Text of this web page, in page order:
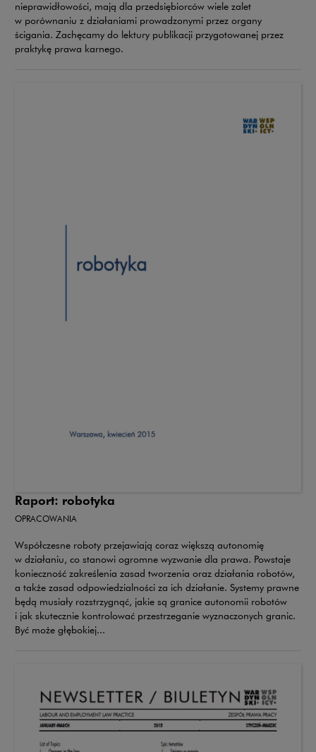
nieprawidłowości, mają dla przedsiębiorców wiele zalet
w porównaniu z działaniami prowadzonymi przez organy
ścigania. Zachęcamy do lektury publikacji przygotowanej przez
praktykę prawa karnego.
Raport: robotyka
OPRACOWANIA
Współczesne roboty przejawiają coraz większą autonomię
w działaniu, co stanowi ogromne wyzwanie dla prawa. Powstaje
konieczność zakreślenia zasad tworzenia oraz działania robotów,
a także zasad odpowiedzialności za ich działanie. Systemy prawne
będą musiały rozstrzygnąć, jakie są granice autonomii robotów
i jak skutecznie kontrolować przestrzeganie wyznaczonych granic.
Być może głębokiej...